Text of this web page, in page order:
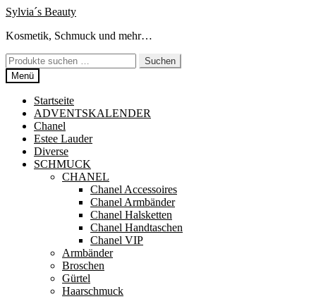
Zur
springen
Zum
springen
Sylvia´s Beauty
Kosmetik, Schmuck und mehr…
Suchen
nach:
Suchen
Menü
Startseite
ADVENTSKALENDER
Chanel
Estee Lauder
Diverse
SCHMUCK
CHANEL
Chanel Accessoires
Chanel Armbänder
Chanel Halsketten
Chanel Handtaschen
Chanel VIP
Armbänder
Broschen
Gürtel
Haarschmuck